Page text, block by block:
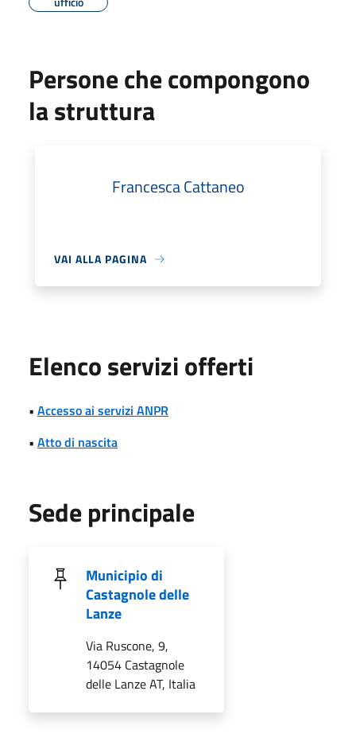
Persone che compongono
la struttura
Francesca Cattaneo
VAI ALLA PAGINA
Elenco servizi offerti
• Accesso ai servizi ANPR
• Atto di nascita
Sede principale
Municipio di
Castagnole delle
Lanze
Via Ruscone, 9,
14054 Castagnole
delle Lanze AT, Italia